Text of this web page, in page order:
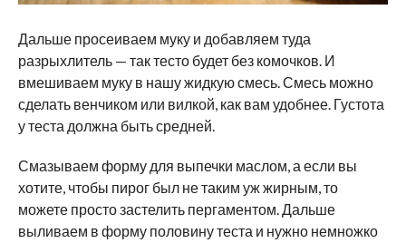
Дальше просеиваем муку и добавляем туда
разрыхлитель — так тесто будет без комочков. И
вмешиваем муку в нашу жидкую смесь. Смесь можно
сделать венчиком или вилкой, как вам удобнее. Густота
у теста должна быть средней.
Смазываем форму для выпечки маслом, а если вы
хотите, чтобы пирог был не таким уж жирным, то
можете просто застелить пергаментом. Дальше
выливаем в форму половину теста и нужно немножко